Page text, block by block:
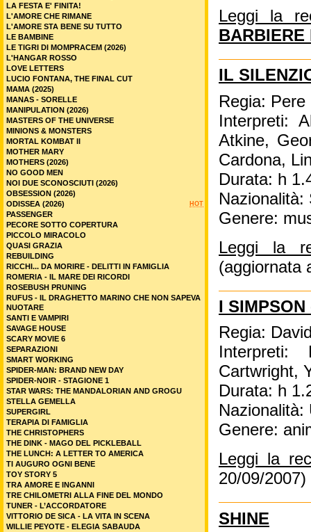
Leggi la
BARBIERE
IL
Regia: Pere
Interpreti:
Atkine,
Cardona,
Durata: h
Nazionalità:
Genere:
Leggi la
(aggiornata
I
Regia:
Cartwright,
Durata: h
Nazionalità:
Genere:
Leggi la
20/09/2007)
SHINE
LA FESTA E' FINITA!
L'AMORE CHE RIMANE
L'AMORE STA BENE SU TUTTO
LE BAMBINE
LE TIGRI DI MOMPRACEM (2026)
L'HANGAR ROSSO
LOVE LETTERS
LUCIO FONTANA, THE FINAL CUT
MAMA (2025)
MANAS - SORELLE
MANIPULATION (2026)
MASTERS OF THE UNIVERSE
MINIONS & MONSTERS
MORTAL KOMBAT II
MOTHER MARY
MOTHERS (2026)
NO GOOD MEN
NOI DUE SCONOSCIUTI (2026)
OBSESSION (2026)
HOT
ODISSEA (2026)
PASSENGER
PECORE SOTTO COPERTURA
PICCOLO MIRACOLO
QUASI GRAZIA
REBUILDING
RICCHI... DA MORIRE - DELITTI IN FAMIGLIA
ROMERIA - IL MARE DEI RICORDI
ROSEBUSH PRUNING
RUFUS - IL DRAGHETTO MARINO CHE NON SAPEVA
NUOTARE
SANTI E VAMPIRI
SAVAGE HOUSE
SCARY MOVIE 6
SEPARAZIONI
SMART WORKING
SPIDER-MAN: BRAND NEW DAY
SPIDER-NOIR - STAGIONE 1
STAR WARS: THE MANDALORIAN AND GROGU
STELLA GEMELLA
SUPERGIRL
TERAPIA DI FAMIGLIA
THE CHRISTOPHERS
THE DINK - MAGO DEL PICKLEBALL
THE LUNCH: A LETTER TO AMERICA
TI AUGURO OGNI BENE
TOY STORY 5
TRA AMORE E INGANNI
TRE CHILOMETRI ALLA FINE DEL MONDO
TUNER - L’ACCORDATORE
VITTORIO DE SICA - LA VITA IN SCENA
WILLIE PEYOTE - ELEGIA SABAUDA